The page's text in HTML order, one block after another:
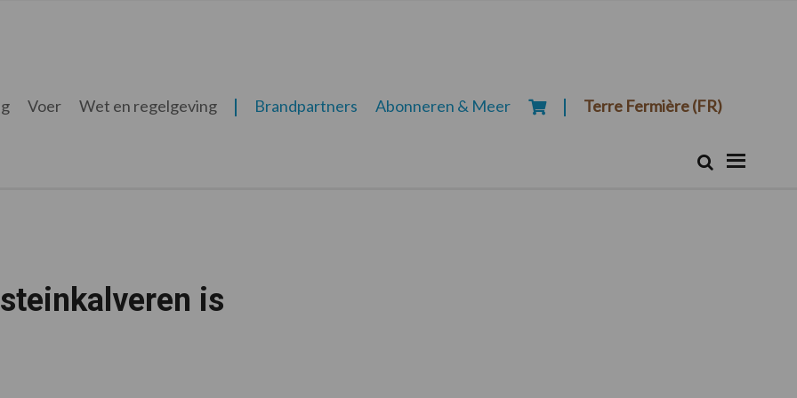
Voer Wet en regelgeving Brandpartners Abonneren & Meer Terre Fermière (FR)
Zoek
is